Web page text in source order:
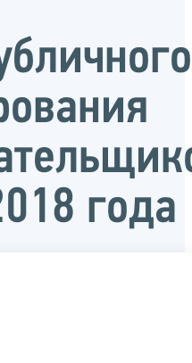
года